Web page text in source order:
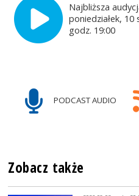
Najbliższa
poniedziałek, 10
godz. 19:00
PODCAST AUDIO
Zobacz także